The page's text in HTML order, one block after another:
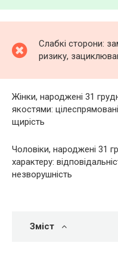
Слабкі сторони:
ризику,
Жінки, народжені 31
якостями:
щирість
Чоловіки, народжені 31
характеру:
незворушність
Зміст